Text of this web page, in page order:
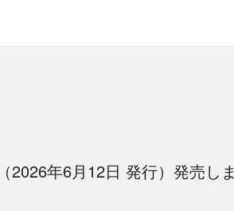
2026年6月12日 発行）発売しま